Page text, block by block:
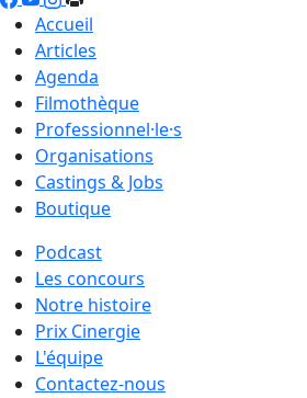
Accueil
Articles
Agenda
Filmothèque
Professionnel·le·s
Organisations
Castings & Jobs
Boutique
Podcast
Les concours
Notre histoire
Prix Cinergie
L'équipe
Contactez-nous